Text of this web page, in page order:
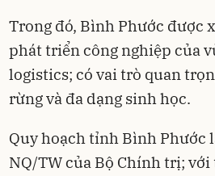
Trong đó, Bình Phước được
phát triển công nghiệp của
logistics; có vai trò quan
rừng và đa dạng sinh học.
Quy hoạch tỉnh Bình Phước
NQ/TW của Bộ Chính trị;